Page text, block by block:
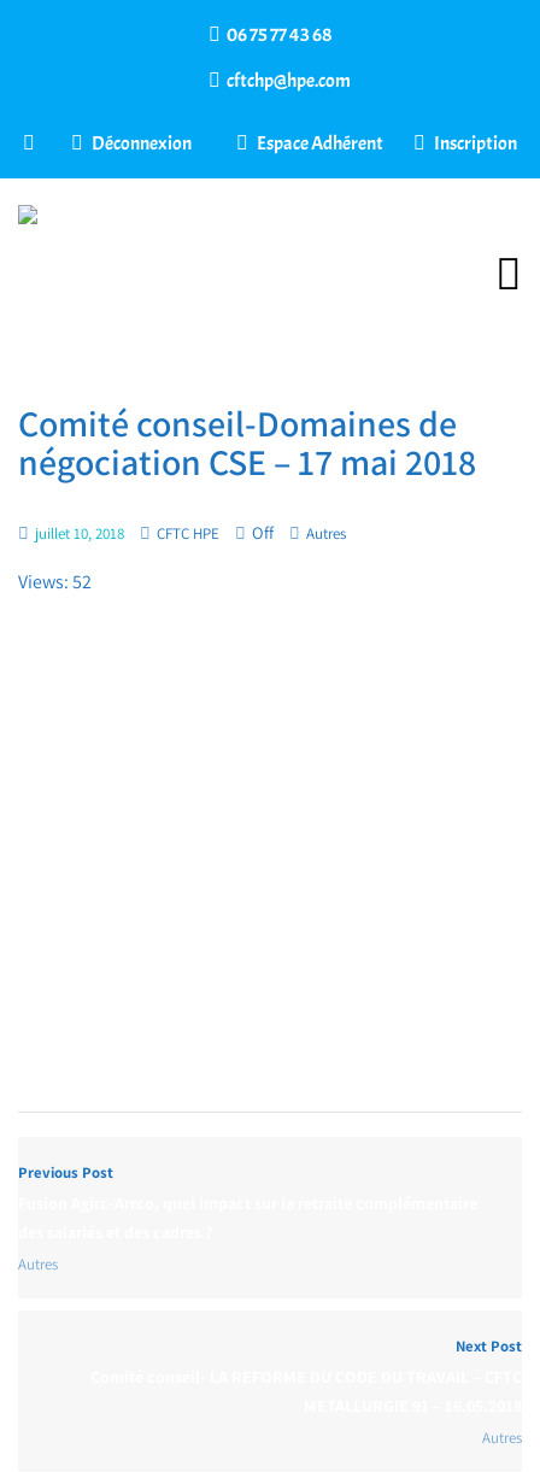
06 75 77 43 68
cftchp@hpe.com
Déconnexion Espace Adhérent Inscription
Comité conseil-Domaines de
négociation CSE – 17 mai 2018
juillet 10, 2018 CFTC HPE Off Autres
Views: 52
Previous Post
Autres
Next Post
Autres